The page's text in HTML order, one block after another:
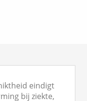
eindigt
bij ziekte,